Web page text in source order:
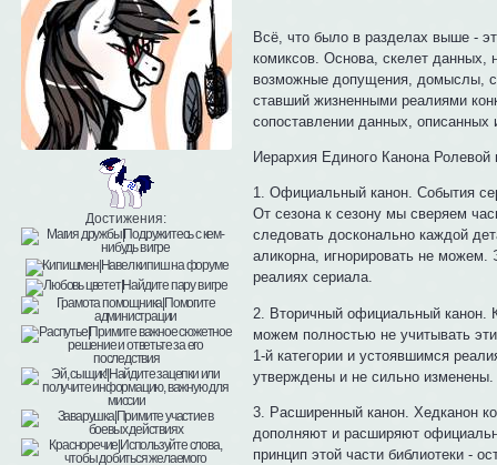
Достижения:
Всё, что было в разделах выше -
комиксов. Основа, скелет данных,
возможные допущения, домыслы,
ставший жизненными реалиями
сопоставлении данных, описанных
Иерархия Единого Канона
1. Официальный канон. События
От сезона к сезону мы сверяем
следовать досконально каждой
аликорна, игнорировать не можем.
реалиях сериала.
2. Вторичный официальный канон.
можем полностью не учитывать
1-й категории и устоявшимся
утверждены и не сильно изменены.
3. Расширенный канон. Хедканон
дополняют и расширяют
принцип этой части библиотеки -